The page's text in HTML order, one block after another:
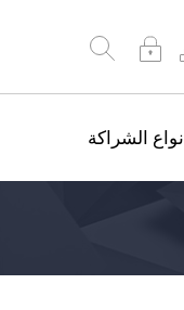
أنواع الشراكة